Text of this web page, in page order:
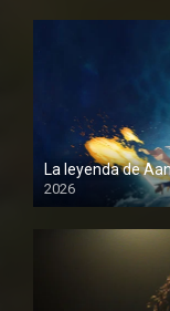
La leyenda de
2026
1080P